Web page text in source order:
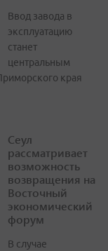
Ввод завода в
эксплуатацию
станет
центральным
края
Сеул
рассматривает
возможность
возвращения на
Восточный
экономический
форум
В случае